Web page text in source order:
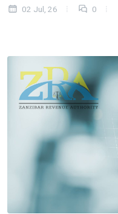
02 Jul, 26 0